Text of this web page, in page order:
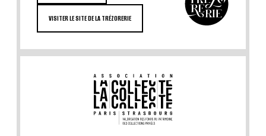
VISITER LE SITE DE LA TRÉZORERIE